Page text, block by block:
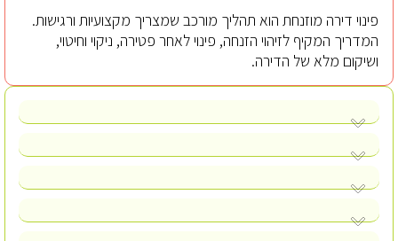
פינוי דירה מוזנחת הוא תהליך מורכב שמצריך מקצועיות ורגישות.
המדריך המקיף לזיהוי הזנחה, פינוי לאחר פטירה, ניקוי וחיטוי,
ושיקום מלא של הדירה.